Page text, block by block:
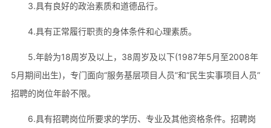
3.具有良好的政治素质和道德品行。
4.具有正常履行职责的身体条件和心理素质。
5.年龄为18周岁及以上，38周岁及以下(1987年5月至2008年
5月期间出生)，专门面向“服务基层项目人员”和“民生实事项目人员”
招聘的岗位年龄不限。
6.具有招聘岗位所要求的学历、专业及其他资格条件。招聘岗